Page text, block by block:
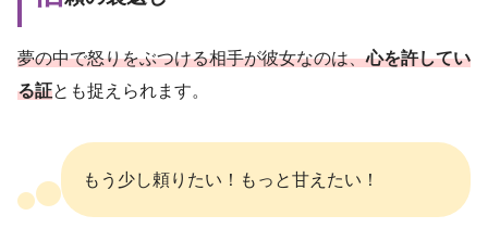
夢の中で怒りをぶつける相手が彼女なのは、心を許してい
る証とも捉えられます。
もう少し頼りたい！もっと甘えたい！